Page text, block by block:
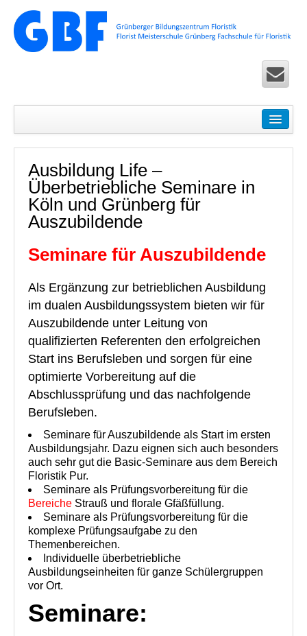
Seminare
Floristik Pur – Basic-Seminare für Einsteiger
Ausbildung Life – Überbetriebliche Seminare in Köln
Floristik Exclusiv – Fortbildung für Fortgeschrittene
Floristik Spezial – allgemeine Seminare
Floristik Worldwide Seminare und Zertifikatslehrgänge
Floristik Event
Floristik Verkauf
Floristik Business
Buchungen
Lehrgänge
Floristmeisterlehrgäng der GBF in Grünberg und in
Floristmeisterlehrgänge in Grünberg und Köln finden
Florist mit IHK-Prüfung in Grünberg
Floristlehrgang mit IHK-Prüfung in Köln
flowerARTinternational
Buchungen
Wir über uns
Ausbildung Life –
Überbetriebliche Seminare in
Köln und Grünberg für
Auszubildende
Seminare für Auszubildende
Als Ergänzung zur betrieblichen Ausbildung
im dualen Ausbildungssystem bieten wir für
Auszubildende unter Leitung von
qualifizierten Referenten den erfolgreichen
Start ins Berufsleben und sorgen für eine
optimierte Vorbereitung auf die
Abschlussprüfung und das nachfolgende
Berufsleben.
Seminare für Auszubildende als Start im ersten
Ausbildungsjahr. Dazu eignen sich auch besonders
auch sehr gut die Basic-Seminare aus dem Bereich
Floristik Pur.
Seminare als Prüfungsvorbereitung für die
Bereiche Strauß und florale Gfäßfüllung.
Seminare als Prüfungsvorbereitung für die
komplexe Prüfungsaufgabe zu den
Themenbereichen.
Individuelle überbetriebliche
Ausbildungseinheiten für ganze Schülergruppen
vor Ort.
Seminare: